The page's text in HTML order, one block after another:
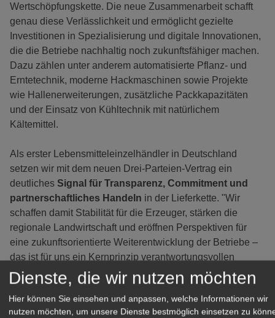
Wertschöpfungskette. Die neue Zusammenarbeit schafft
genau diese Verlässlichkeit und ermöglicht gezielte
Investitionen in Spezialisierung und digitale Innovationen,
die die Betriebe nachhaltig noch zukunftsfähiger machen.
Dazu zählen unter anderem automatisierte Pflanz- und
Erntetechnik, moderne Hackmaschinen sowie Projekte
wie Hallenerweiterungen, zusätzliche Packkapazitäten
und der Einsatz von Kühltechnik mit natürlichem
Kältemittel.
Als erster Lebensmitteleinzelhändler in Deutschland
setzen wir mit dem neuen Drei-Parteien-Vertrag ein
deutliches Signal für Transparenz, Commitment und
partnerschaftliches Handeln in der Lieferkette. "Wir
schaffen damit Stabilität für die Erzeuger, stärken die
regionale Landwirtschaft und eröffnen Perspektiven für
eine zukunftsorientierte Weiterentwicklung der Betriebe –
das ist für uns ein Kernprinzip verantwortungsvollen
Handelns", sagt Marc Rademacher, Mitglied der
Geschäftsleitung Einkauf der REWE Group.
DiePreisgestaltungfür die Erzeugnisse erfolgt imengen
Dienste, die wir nutzen möchten
Hier können Sie einsehen und anpassen, welche Informationen wir
nutzen möchten, um unsere Dienste bestmöglich einsetzen zu